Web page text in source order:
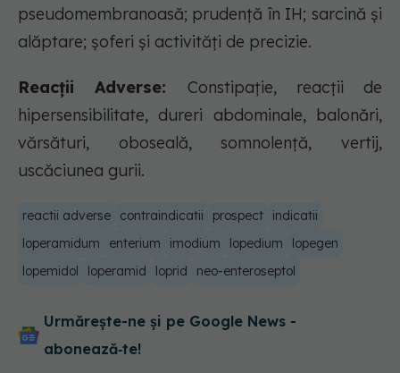
pseudomembranoasă; prudență în IH; sarcină și
alăptare; șoferi și activități de precizie.
Reacții Adverse: Constipație, reacții de
hipersensibilitate, dureri abdominale, balonări,
vărsături, oboseală, somnolență, vertij,
uscăciunea gurii.
reactii adverse contraindicatii prospect
indicatii
loperamidum
enterium imodium lopedium
lopegen
lopemidol
loperamid loprid neo-enteroseptol
Urmărește-ne și pe Google News -
abonează‑te!